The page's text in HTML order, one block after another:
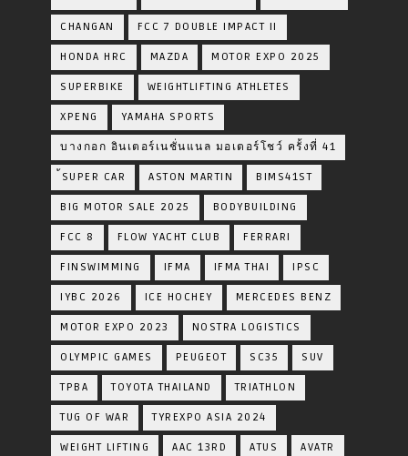
CHANGAN FCC 7 DOUBLE IMPACT II
HONDA HRC MAZDA MOTOR EXPO 2025
SUPERBIKE WEIGHTLIFTING ATHLETES
XPENG YAMAHA SPORTS
บางกอก อินเตอร์เนชั่นแนล มอเตอร์โชว์ ครั้งที่ 41
้SUPER CAR ASTON MARTIN BIMS41ST
BIG MOTOR SALE 2025 BODYBUILDING
FCC 8 FLOW YACHT CLUB FERRARI
FINSWIMMING IFMA IFMA THAI IPSC
IYBC 2026 ICE HOCHEY MERCEDES BENZ
MOTOR EXPO 2023 NOSTRA LOGISTICS
OLYMPIC GAMES PEUGEOT SC35 SUV
TPBA TOYOTA​ THAILAND​ TRIATHLON
TUG OF WAR TYREXPO ASIA 2024
WEIGHT LIFTING AAC 13RD ATUS AVATR